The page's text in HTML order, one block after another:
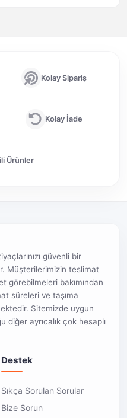
Kolay Sipariş
Kolay İade
Ürünler
güvenli bir
Müşterilerimizin teslimat
görebilmeleri bakımından
süreleri ve taşıma
Sitemizde uygun
diğer ayrıcalık çok hesaplı
Destek
Sıkça Sorulan Sorular
Bize Sorun